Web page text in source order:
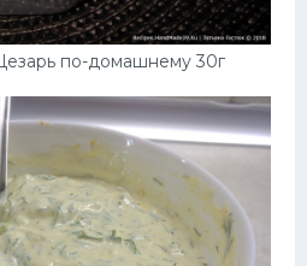
по-домашнему 30г